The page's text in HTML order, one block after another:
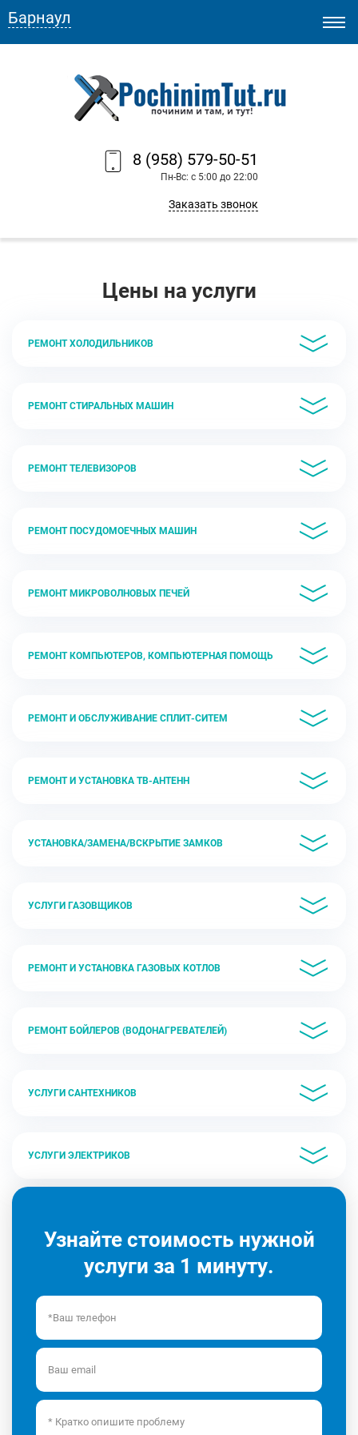
8 (958) 579-50-51
Пн-Вс: с 5:00 до 22:00
Заказать звонок
Барнаул
Цены на услуги
РЕМОНТ ХОЛОДИЛЬНИКОВ
РЕМОНТ СТИРАЛЬНЫХ МАШИН
РЕМОНТ ТЕЛЕВИЗОРОВ
РЕМОНТ ПОСУДОМОЕЧНЫХ МАШИН
РЕМОНТ МИКРОВОЛНОВЫХ ПЕЧЕЙ
РЕМОНТ КОМПЬЮТЕРОВ, КОМПЬЮТЕРНАЯ ПОМОЩЬ
РЕМОНТ И ОБСЛУЖИВАНИЕ СПЛИТ-СИТЕМ
РЕМОНТ И УСТАНОВКА ТВ-АНТЕНН
УСТАНОВКА/ЗАМЕНА/ВСКРЫТИЕ ЗАМКОВ
УСЛУГИ ГАЗОВЩИКОВ
РЕМОНТ И УСТАНОВКА ГАЗОВЫХ КОТЛОВ
РЕМОНТ БОЙЛЕРОВ (ВОДОНАГРЕВАТЕЛЕЙ)
УСЛУГИ САНТЕХНИКОВ
УСЛУГИ ЭЛЕКТРИКОВ
Узнайте стоимость нужной
услуги за 1 минуту.